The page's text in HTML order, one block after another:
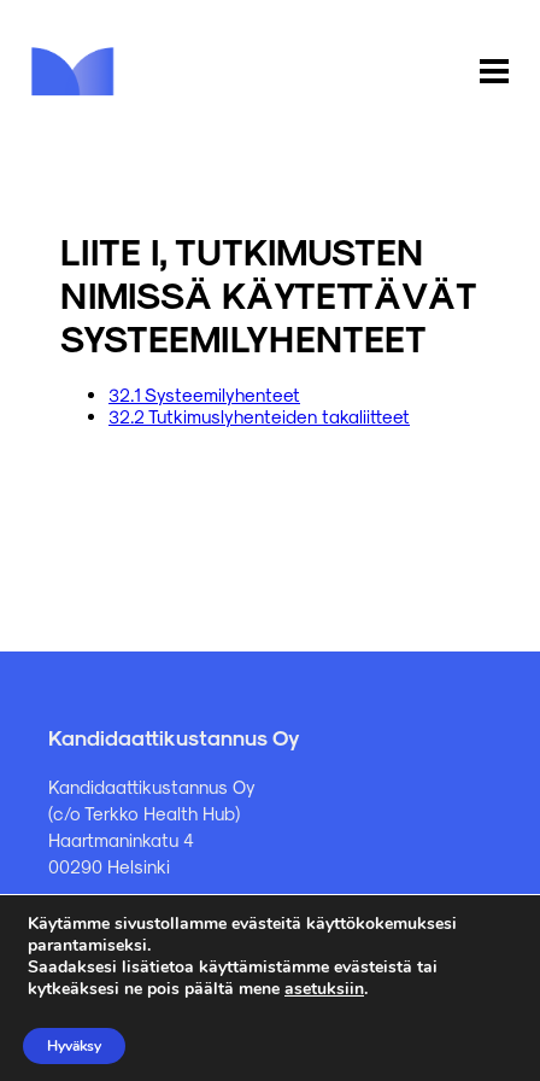
KIRJASTO
LIITE I, TUTKIMUSTEN
NIMISSÄ KÄYTETTÄVÄT
SYSTEEMILYHENTEET
32.1 Systeemilyhenteet
32.2 Tutkimuslyhenteiden takaliitteet
Kandidaattikustannus Oy
Kandidaattikustannus Oy
(c/o Terkko Health Hub)
Haartmaninkatu 4
00290 Helsinki
Kirjakauppa ja muut asiat
kauppa@kandidaattikustannus.fi
Käytämme sivustollamme evästeitä käyttökokemuksesi
parantamiseksi.
Saadaksesi lisätietoa käyttämistämme evästeistä tai
kytkeäksesi ne pois päältä mene asetuksiin.
Hyväksy